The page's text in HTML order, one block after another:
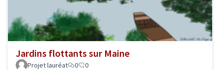
Jardins flottants sur Maine
Projet lauréat 0 0